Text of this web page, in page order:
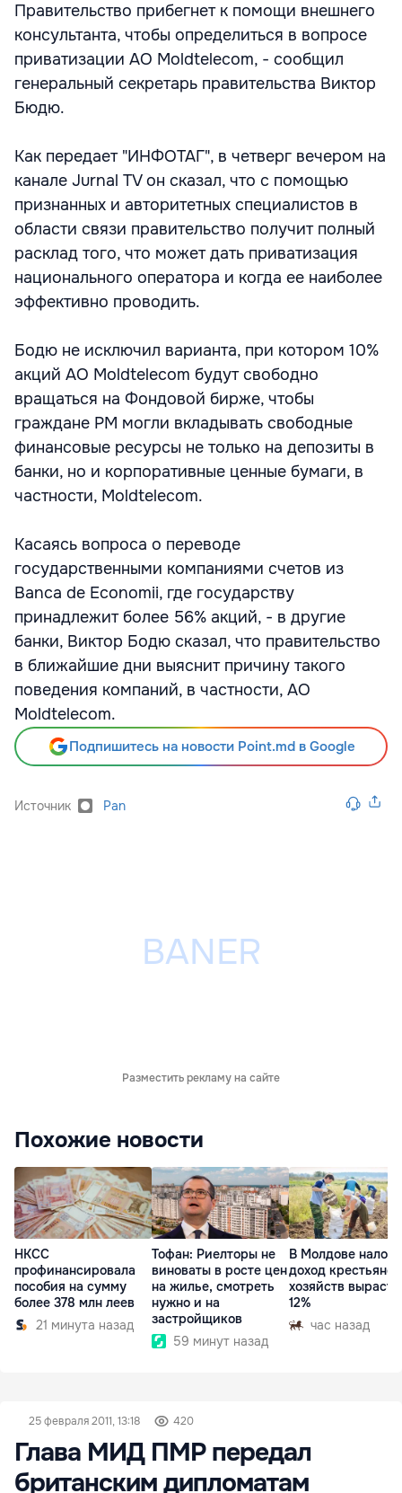
Правительство прибегнет к помощи внешнего
консультанта, чтобы определиться в вопросе
приватизации АО Moldtelecom, - сообщил
генеральный секретарь правительства Виктор
Бюдю.
Как передает "ИНФОТАГ", в четверг вечером на
канале Jurnal TV он сказал, что с помощью
признанных и авторитетных специалистов в
области связи правительство получит полный
расклад того, что может дать приватизация
национального оператора и когда ее наиболее
эффективно проводить.
Бодю не исключил варианта, при котором 10%
акций АО Moldtelecom будут свободно
вращаться на Фондовой бирже, чтобы
граждане РМ могли вкладывать свободные
финансовые ресурсы не только на депозиты в
банки, но и корпоративные ценные бумаги, в
частности, Moldtelecom.
Касаясь вопроса о переводе
государственными компаниями счетов из
Banca de Economii, где государству
принадлежит более 56% акций, - в другие
банки, Виктор Бодю сказал, что правительство
в ближайшие дни выяснит причину такого
поведения компаний, в частности, АО
Moldtelecom.
Подпишитесь на новости Point.md в Google
Источник Pan
Разместить рекламу на сайте
Похожие новости
НКСС
профинансировала
пособия на сумму
более 378 млн леев
21 минута назад
Тофан: Риелторы не
виноваты в росте цен
на жилье, смотреть
нужно и на
застройщиков
59 минут назад
В Молдове налог
доход
хозяйств
12%
час назад
25 февраля 2011, 13:18 420
Глава МИД ПМР передал
британским дипломатам